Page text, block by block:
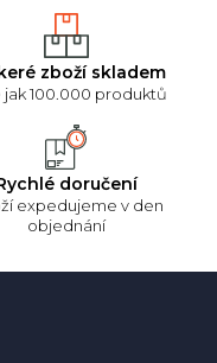
zboží skladem
jak 100.000 produktů
doručení
expedujeme v den
objednání